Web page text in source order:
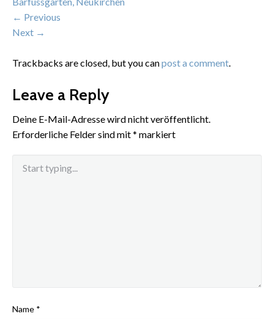
← Previous
Next →
Trackbacks are closed, but you canpost a comment.
Leave a Reply
Deine E-Mail-Adresse wird nicht veröffentlicht.
Erforderliche Felder sind mit* markiert
Name *